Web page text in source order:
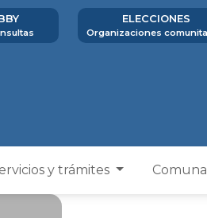
ELECCIONES
Organizaciones
y trámites Comuna